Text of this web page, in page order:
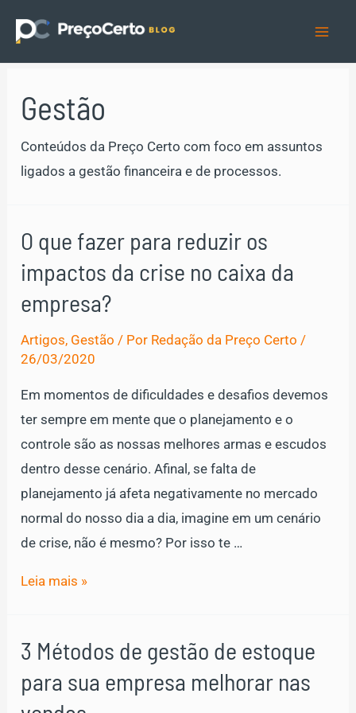
para
o
Gestão
Conteúdos da Preço Certo com foco em assuntos
ligados a gestão financeira e de processos.
O que fazer para reduzir os
impactos da crise no caixa da
empresa?
Artigos, Gestão / Por Redação da Preço Certo /
26/03/2020
Em momentos de dificuldades e desafios devemos
ter sempre em mente que o planejamento e o
controle são as nossas melhores armas e escudos
dentro desse cenário. Afinal, se falta de
planejamento já afeta negativamente no mercado
normal do nosso dia a dia, imagine em um cenário
de crise, não é mesmo? Por isso te …
O
para
reduzir
Leia mais »
3 Métodos de gestão de estoque
para sua empresa melhorar nas